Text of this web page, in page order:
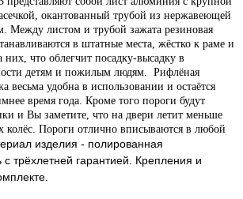
окантованный трубой из нержавеющей
Между листом и трубой зажата резиновая
в штатные места, жёстко к раме и
них, что облегчит посадку-высадку в
детям и пожилым людям. Рифлёная
весьма удобна в использовании и остаётся
время года. Кроме того пороги будут
и Вы заметите, что на двери летит меньше
колёс. Пороги отлично вписываются в любой
изделия - полированная
трёхлетней гарантией. Крепления и